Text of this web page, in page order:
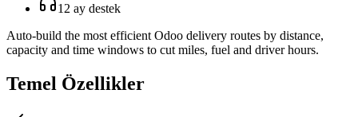
12 ay destek
Auto-build the most efficient Odoo delivery routes by distance,
capacity and time windows to cut miles, fuel and driver hours.
Temel Özellikler